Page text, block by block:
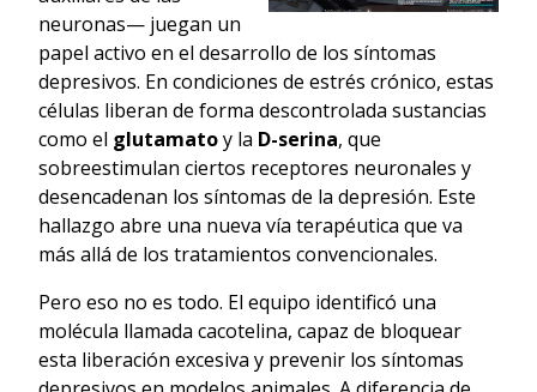
neuronas— juegan un
papel activo en el desarrollo de los síntomas
depresivos. En condiciones de estrés crónico, estas
células liberan de forma descontrolada sustancias
como el glutamatoy la D-serina, que
sobreestimulan ciertos receptores neuronales y
desencadenan los síntomas de la depresión. Este
hallazgo abre una nueva vía terapéutica que va
más allá de los tratamientos convencionales.
Pero eso no es todo. El equipo identificó una
molécula llamada cacotelina, capaz de bloquear
esta liberación excesiva y prevenir los síntomas